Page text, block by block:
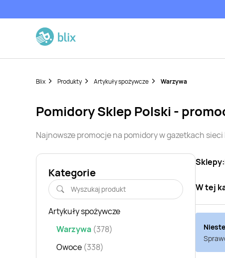
Blix Produkty Artykuły spożywcze Warzywa
pomidorySklep Polski -
Najnowsze promocje na pomidoryw gazetkach
Kategorie
Artykuły spożywcze
Warzywa (378)
Owoce (338)
Sklepy:
W tej